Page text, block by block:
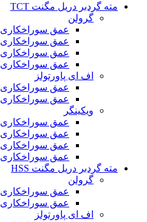
مته گردبر دریل مگنت TCT
گرولن
عمق سوراخکاری 35 میلی‌متر
عمق سوراخکاری ۵۵ میلی‌متر
عمق سوراخکاری ۷۵ میلی‌متر
عمق سوراخکاری ۱۰۰ میلی‌متر
اف ای پاورتولز
عمق سوراخکاری ۳۵ میلی‌متر
عمق سوراخکاری ۵۰ میلی‌متر
ویکینگر
عمق سوراخکاری 35 میلی‌متر
عمق سوراخکاری ۵۵ میلی‌متر
عمق سوراخکاری ۷۵ میلی‌متر
عمق سوراخکاری ۱۰۰ میلی‌متر
مته گردبر دریل مگنت HSS
گرولن
عمق سوراخکاری ۳۰ میلی‌متر
عمق سوراخکاری ۵۰ میلی‌متر
اف ای پاورتولز